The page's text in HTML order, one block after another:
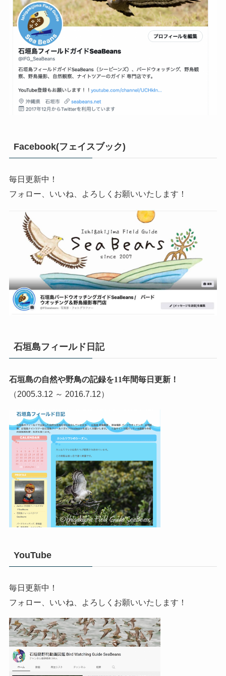
Facebook(フェイスブック)
毎日更新中！
フォロー、いいね、よろしくお願いいたします！
石垣島フィールド日記
石垣島の自然や野鳥の記録を11年間毎日更新！
（2005.3.12 ～ 2016.7.12）
YouTube
毎日更新中！
フォロー、いいね、よろしくお願いいたします！